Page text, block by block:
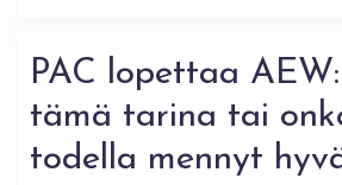
PAC lopettaa
tämä tarina tai
todella mennyt